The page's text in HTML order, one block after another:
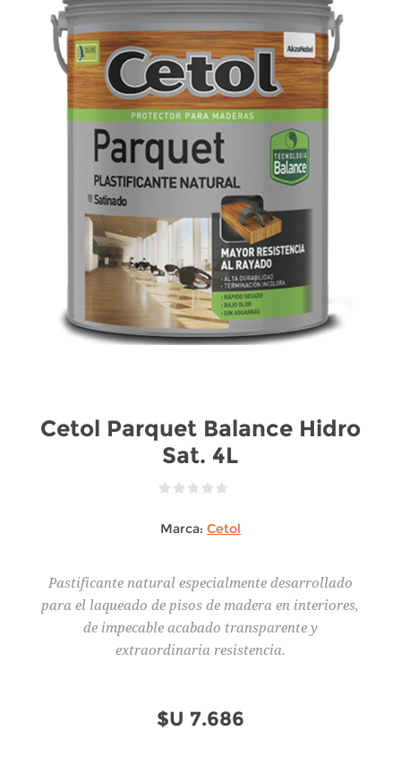
Cetol Parquet Balance Hidro
Sat. 4L
Marca: Cetol
Pastificante natural especialmente desarrollado
para el laqueado de pisos de madera en interiores,
de impecable acabado transparente y
extraordinaria resistencia.
$U 7.686